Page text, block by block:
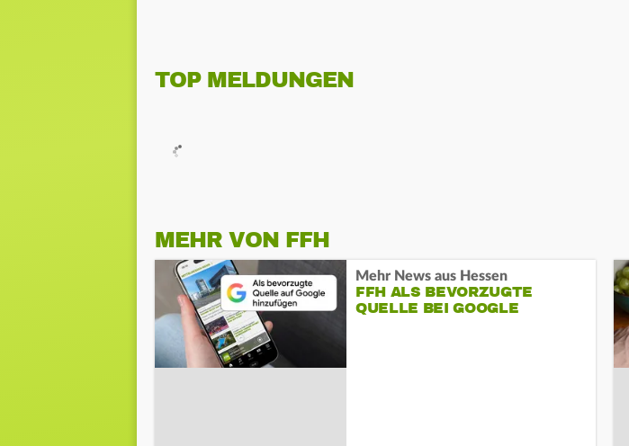
TOP MELDUNGEN
MEHR VON FFH
Mehr News aus Hessen
FFH ALS BEVORZUGTE
QUELLE BEI GOOGLE